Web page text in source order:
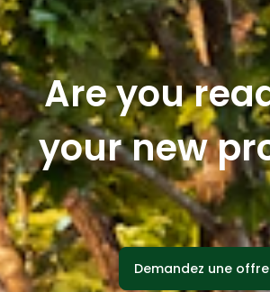
Are you
your new
Demandez une offre